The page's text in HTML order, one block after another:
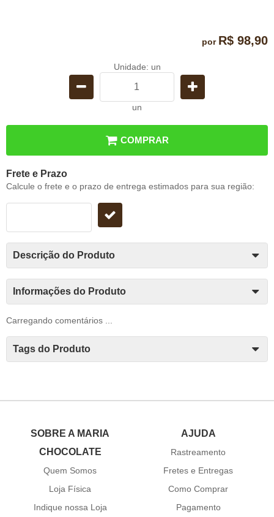
por R$ 98,90
Unidade: un
un
COMPRAR
Frete e Prazo
Calcule o frete e o prazo de entrega estimados para sua região:
Descrição do Produto
Informações do Produto
Carregando comentários ...
Tags do Produto
SOBRE A MARIA
CHOCOLATE
Quem Somos
Loja Física
Indique nossa Loja
AJUDA
Rastreamento
Fretes e Entregas
Como Comprar
Pagamento